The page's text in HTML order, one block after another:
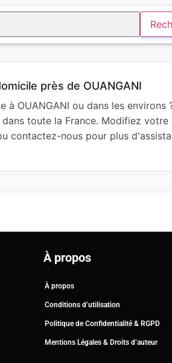
près de OUANGANI
à OUANGANI ou dans les environs
toute la France. Modifiez
contactez-nous pour plus
À propos
À propos
Conditions d’utilisation
Politique de Confidentialité & RGPD
Mentions Légales & Droits d’auteur